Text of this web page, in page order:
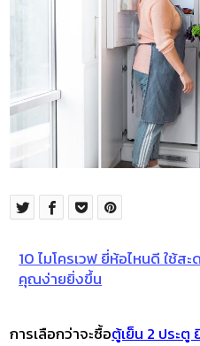
10 ไมโครเวฟ ยี่ห้อไหนดี ใช้ส
คุณง่ายยิ่งขึ้น
การเลือกว่าจะซื้อตู้เย็น 2 ประตู